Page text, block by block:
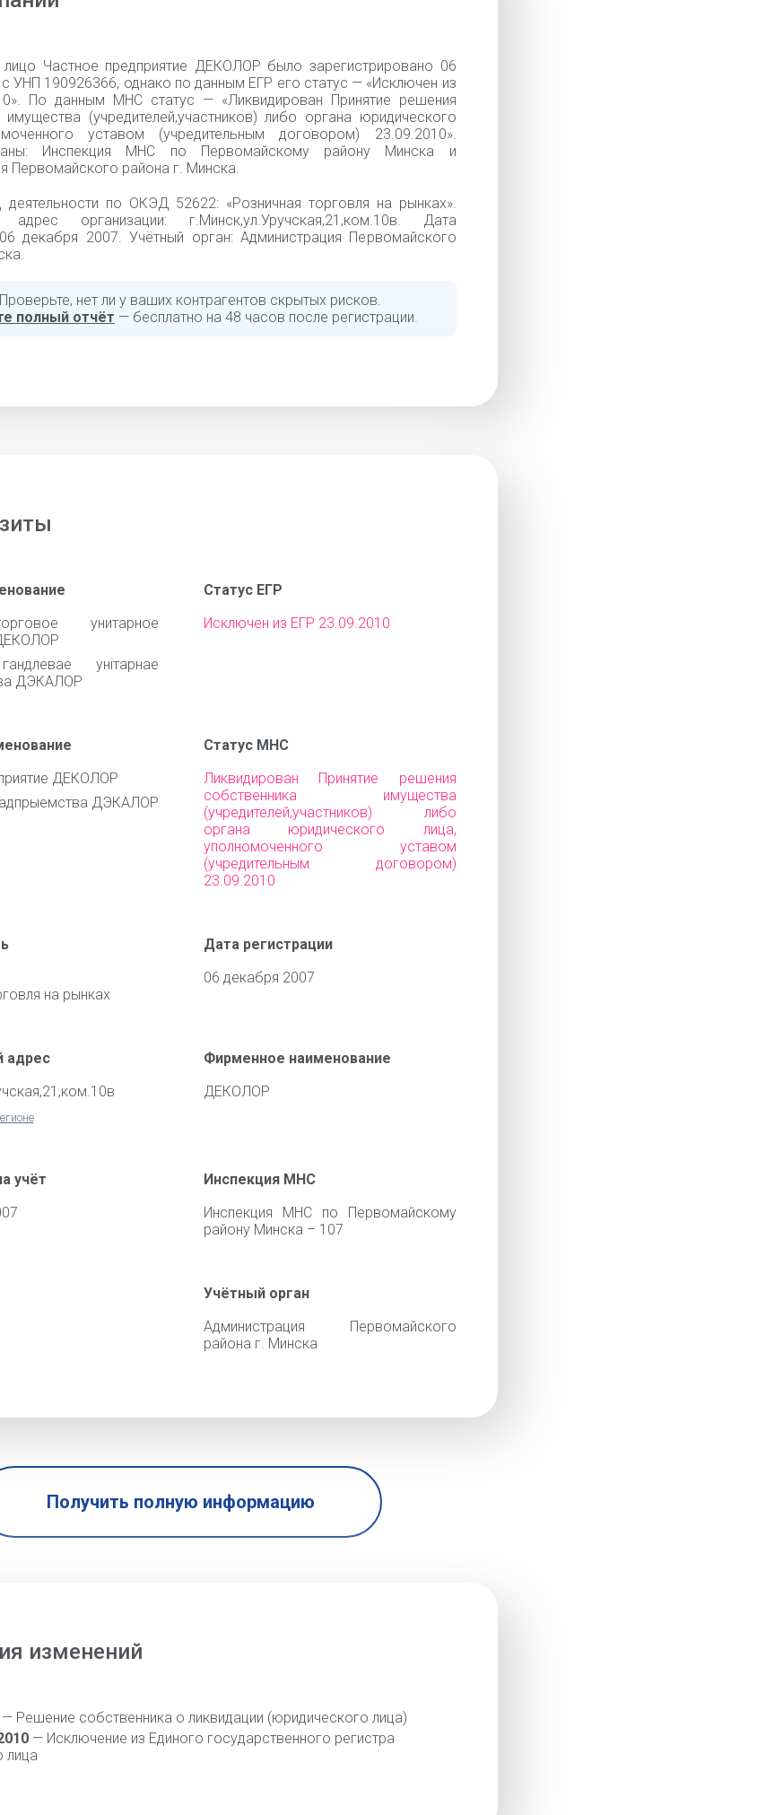
Частное предприятие ДЕКОЛОР было зарегистрировано 06
УНП 190926366, однако по данным ЕГР его статус — «Исключен из
По данным МНС статус — «Ликвидирован Принятие решения
имущества (учредителей,участников) либо органа юридического
уставом (учредительным договором) 23.09.2010».
Инспекция МНС по Первомайскому району Минска и
Первомайского района г. Минска.
деятельности по ОКЭД 52622: «Розничная торговля на рынках».
адрес организации: г.Минск,ул.Уручская,21,ком.10в. Дата
06 декабря 2007. Учётный орган: Администрация Первомайского
нет ли у ваших контрагентов скрытых рисков.
полный отчёт — бесплатно на 48 часов после регистрации.
унитарное
унiтарнае
ДЭКАЛОР
Статус ЕГР
Исключен из ЕГР 23.09.2010
ДЕКОЛОР
ДЭКАЛОР
Статус МНС
Ликвидирован Принятие решения
собственника имущества
(учредителей,участников) либо
органа юридического лица,
уполномоченного уставом
(учредительным договором)
23.09.2010
на рынках
Дата регистрации
06 декабря 2007
адрес
Фирменное наименование
ДЕКОЛОР
учёт
Инспекция МНС
Инспекция МНС по Первомайскому
району Минска – 107
Учётный орган
Администрация Первомайского
района г. Минска
Получить полную информацию
изменений
Решение собственника о ликвидации (юридического лица)
— Исключение из Единого государственного регистра
лица